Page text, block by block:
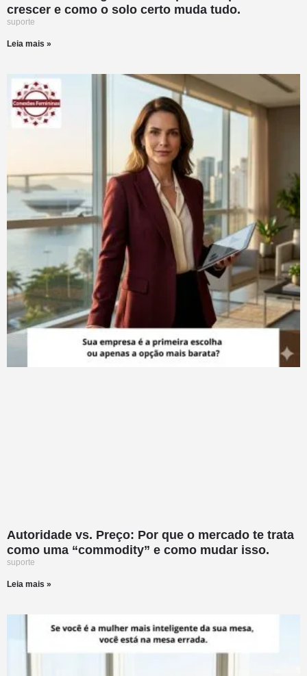
crescer e como o solo certo muda tudo.
suporte
Leia mais »
Autoridade vs. Preço: Por que o mercado te trata
como uma “commodity” e como mudar isso.
suporte
Leia mais »